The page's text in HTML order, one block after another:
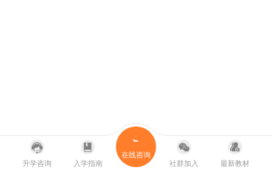
升学咨询 入学指南
在线咨询
社群加入
最新教材